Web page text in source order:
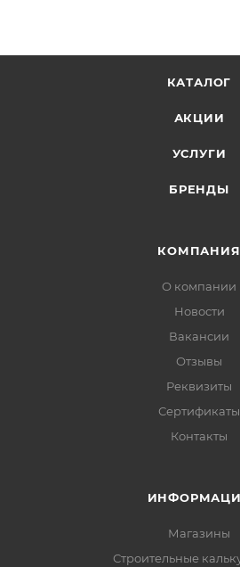
КАТАЛОГ
АКЦИИ
УСЛУГИ
БРЕНДЫ
КОМПАНИЯ
О компании
Новости
Вакансии
Отзывы
Реквизиты
Сертификаты
Контакты
Магазины
Строительные